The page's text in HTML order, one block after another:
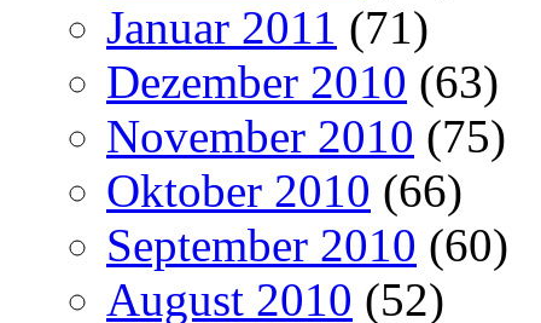
Januar 2011 (71)
Dezember 2010 (63)
November 2010 (75)
Oktober 2010 (66)
September 2010 (60)
August 2010 (52)